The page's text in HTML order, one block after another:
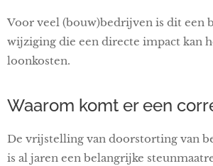
Voor veel (bouw)bedrijven is dit een
wijziging die een directe impact kan
loonkosten.
Waarom komt er een
De vrijstelling van doorstorting van
is al jaren een belangrijke